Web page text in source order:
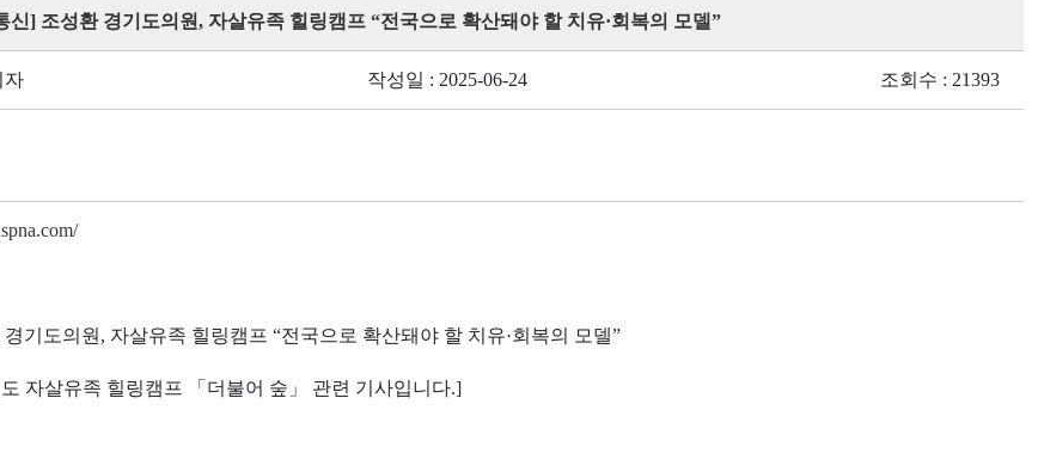
신] 조성환 경기도의원, 자살유족 힐링캠프 “전국으로 확산돼야 할 치유·회복의 모델”
자 작성일 : 2025-06-24 조회수 : 21393
기도의원, 자살유족 힐링캠프 “전국으로 확산돼야 할 치유·회복의 모델”
자살유족 힐링캠프 「더불어 숲」 관련 기사입니다.]